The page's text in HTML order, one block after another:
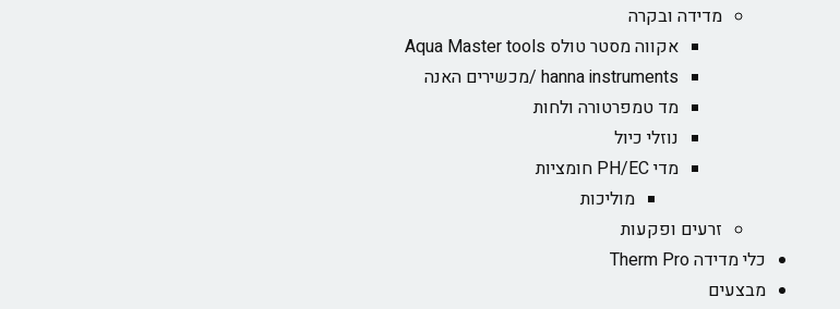
מדידה ובקרה
אקווה מסטר טולס Aqua Master tools
hanna instruments /מכשירים האנה
מד טמפרטורה ולחות
נוזלי כיול
מדי PH/EC חומציות
מוליכות
זרעים ופקעות
כלי מדידה Therm Pro
מבצעים